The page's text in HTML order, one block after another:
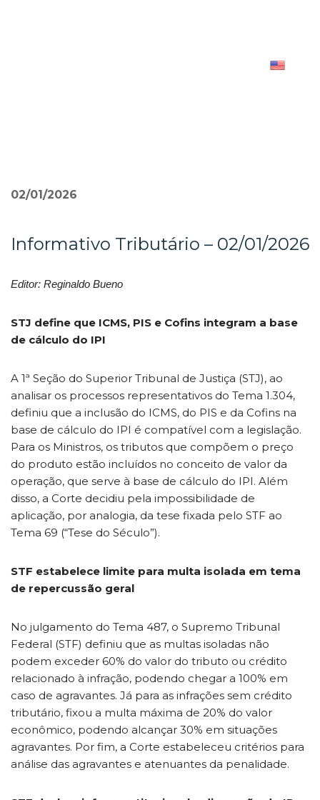
»
Informativo Tributário – 02/01/2026
02/01/2026
Editor: Reginaldo Bueno
STJ define que ICMS, PIS e Cofins integram a base
de cálculo do IPI
A 1ª Seção do Superior Tribunal de Justiça (STJ), ao
analisar os processos representativos do Tema 1.304,
definiu que a inclusão do ICMS, do PIS e da Cofins na
base de cálculo do IPI é compatível com a legislação.
Para os Ministros, os tributos que compõem o preço
do produto estão incluídos no conceito de valor da
operação, que serve à base de cálculo do IPI. Além
disso, a Corte decidiu pela impossibilidade de
aplicação, por analogia, da tese fixada pelo STF ao
Tema 69 (“Tese do Século”).
STF estabelece limite para multa isolada em tema
de repercussão geral
No julgamento do Tema 487, o Supremo Tribunal
Federal (STF) definiu que as multas isoladas não
podem exceder 60% do valor do tributo ou crédito
relacionado à infração, podendo chegar a 100% em
caso de agravantes. Já para as infrações sem crédito
tributário, fixou a multa máxima de 20% do valor
econômico, podendo alcançar 30% em situações
agravantes. Por fim, a Corte estabeleceu critérios para
análise das agravantes e atenuantes da penalidade.